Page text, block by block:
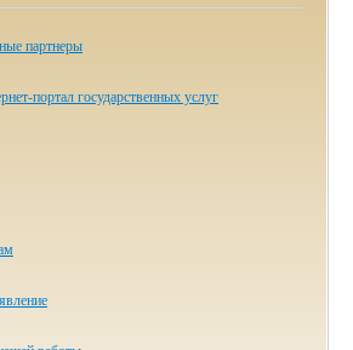
партнеры
портал государственных услуг